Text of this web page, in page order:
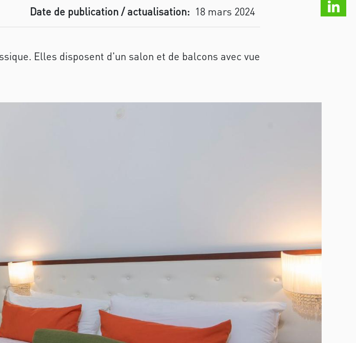
Date de publication / actualisation: 18 mars 2024
Elles disposent d'un salon et de balcons avec vue